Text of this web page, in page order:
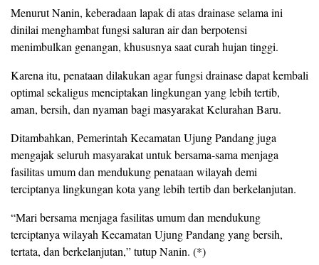
Menurut Nanin, keberadaan lapak di atas drainase selama ini
dinilai menghambat fungsi saluran air dan berpotensi
menimbulkan genangan, khususnya saat curah hujan tinggi.
Karena itu, penataan dilakukan agar fungsi drainase dapat kembali
optimal sekaligus menciptakan lingkungan yang lebih tertib,
aman, bersih, dan nyaman bagi masyarakat Kelurahan Baru.
Ditambahkan, Pemerintah Kecamatan Ujung Pandang juga
mengajak seluruh masyarakat untuk bersama-sama menjaga
fasilitas umum dan mendukung penataan wilayah demi
terciptanya lingkungan kota yang lebih tertib dan berkelanjutan.
“Mari bersama menjaga fasilitas umum dan mendukung
terciptanya wilayah Kecamatan Ujung Pandang yang bersih,
tertata, dan berkelanjutan,” tutup Nanin. (*)